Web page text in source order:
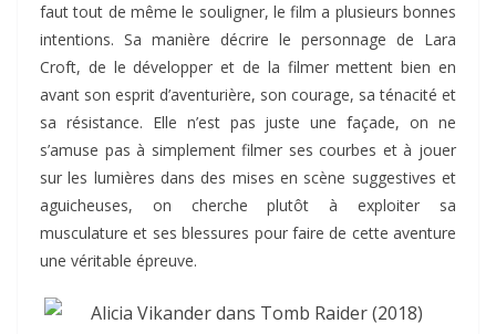
faut tout de même le souligner, le film a plusieurs bonnes
intentions. Sa manière décrire le personnage de Lara
Croft, de le développer et de la filmer mettent bien en
avant son esprit d’aventurière, son courage, sa ténacité et
sa résistance. Elle n’est pas juste une façade, on ne
s’amuse pas à simplement filmer ses courbes et à jouer
sur les lumières dans des mises en scène suggestives et
aguicheuses, on cherche plutôt à exploiter sa
musculature et ses blessures pour faire de cette aventure
une véritable épreuve.